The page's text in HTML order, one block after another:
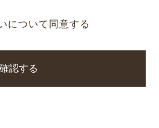
について同意する